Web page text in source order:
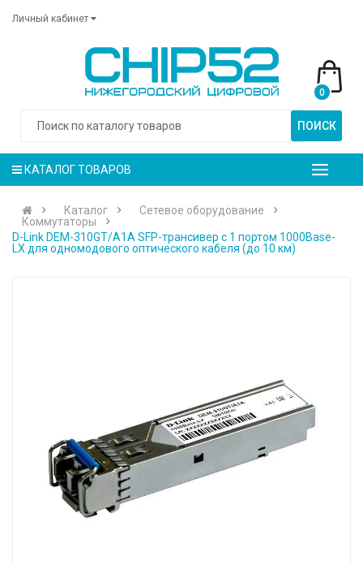
Личный кабинет
ПОИСК
0
КАТАЛОГ ТОВАРОВ
Каталог
Сетевое оборудование
Коммутаторы
D-Link DEM-310GT/A1A SFP-трансивер с 1 портом 1000Base-
LX для одномодового оптического кабеля (до 10 км)